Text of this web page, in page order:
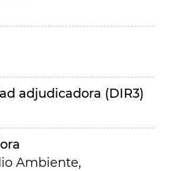
adjudicadora (DIR3)
Ambiente,